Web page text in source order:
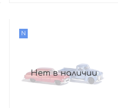
Нет в наличии
N